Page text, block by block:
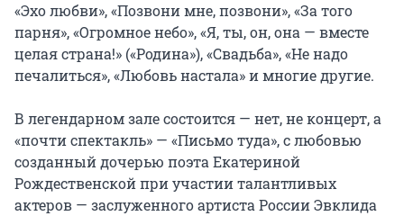
«Эхо любви», «Позвони мне, позвони», «За того
парня», «Огромное небо», «Я, ты, он, она — вместе
целая страна!» («Родина»), «Свадьба», «Не надо
печалиться», «Любовь настала» и многие другие.
В легендарном зале состоится — нет, не концерт, а
«почти спектакль» — «Письмо туда», с любовью
созданный дочерью поэта Екатериной
Рождественской при участии талантливых
актеров — заслуженного артиста России Эвклида